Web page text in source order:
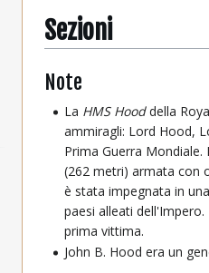
Sezioni
Note
La HMS Hooddella
ammiragli: Lord Hood,
Prima Guerra Mondiale.
(262 metri) armata con
è stata impegnata in
paesi alleati
prima vittima.
John B. Hood era un